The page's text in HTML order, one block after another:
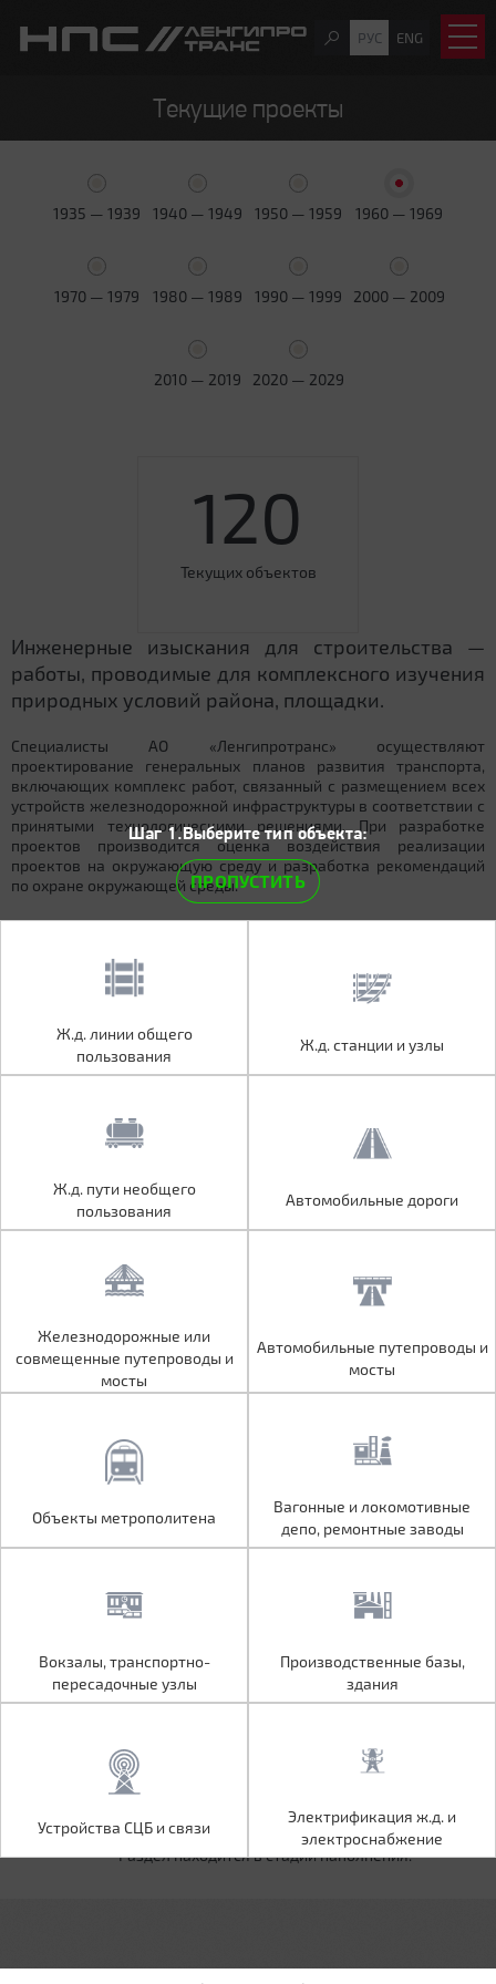
РУС ENG
Текущие проекты
1935 — 1939 1940 — 1949 1950 — 1959 1960 — 1969
1970 — 1979 1980 — 1989 1990 — 1999 2000 — 2009
2010 — 2019 2020 — 2029
120
Текущих объектов
Инженерные изыскания для строительства —
работы, проводимые для комплексного изучения
природных условий района, площадки.
Специалисты АО «Ленгипротранс» осуществляют
проектирование генеральных планов развития транспорта,
включающих комплекс работ, связанный с размещением всех
устройств железнодорожной инфраструктуры в соответствии с
принятыми технологическими решениями. При разработке
проектов производится оценка воздействия реализации
проектов на окружающую среду и разработка рекомендаций
по охране окружающей среды.
Ж.д. линии общего
пользования
Ж.д. пути необщего
пользования
Автомобильные дороги
Железнодорожные или
совмещенные путепроводы и
мосты
Автомобильные путепроводы и
мосты
Вагонные и локомотивные
Вокзалы, транспортно-
пересадочные узлы
Производственные базы,
Электрификация ж.д. и
электроснабжение
Шаг 1.Выберите тип объекта:
ПРОПУСТИТЬ
Ж.д. линии общего
пользования
Ж.д. станции и узлы
Ж.д. пути необщего
пользования
Автомобильные дороги
Железнодорожные или
совмещенные путепроводы и
мосты
Автомобильные путепроводы и
мосты
Объекты метрополитена
Вагонные и локомотивные
депо, ремонтные заводы
Вокзалы, транспортно-
пересадочные узлы
Производственные базы,
здания
Устройства СЦБ и связи
Электрификация ж.д. и
электроснабжение
Раздел находится в стадии наполнения.